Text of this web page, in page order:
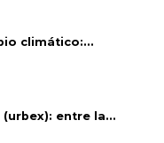
climático:...
entre la...